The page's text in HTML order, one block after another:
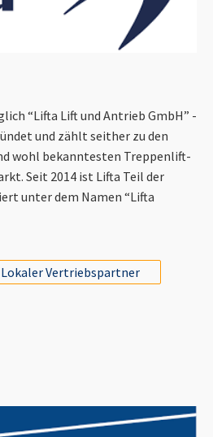
“Lifta Lift und Antrieb GmbH” -
und zählt seither zu den
wohl bekanntesten Treppenlift-
Seit 2014 ist Lifta Teil der
unter dem Namen “Lifta
Lokaler Vertriebspartner